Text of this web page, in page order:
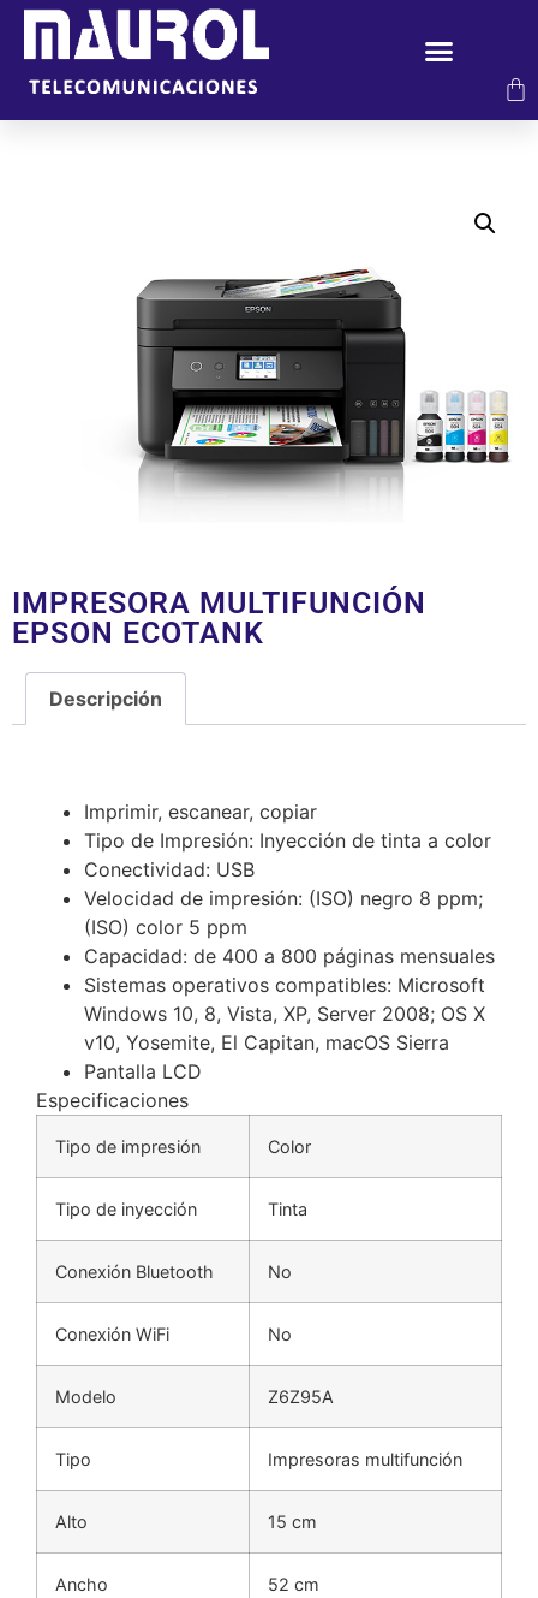
IMPRESORA MULTIFUNCIÓN
EPSON ECOTANK
Descripción
Imprimir, escanear, copiar
Tipo de Impresión: Inyección de tinta a color
Conectividad: USB
Velocidad de impresión: (ISO) negro 8 ppm;
(ISO) color 5 ppm
Capacidad: de 400 a 800 páginas mensuales
Sistemas operativos compatibles: Microsoft
Windows 10, 8, Vista, XP, Server 2008; OS X
v10, Yosemite, El Capitan, macOS Sierra
Pantalla LCD
Especificaciones
Tipo de impresión Color
Tipo de inyección Tinta
Conexión Bluetooth No
Conexión WiFi No
Modelo Z6Z95A
Tipo Impresoras multifunción
Alto 15 cm
Ancho 52 cm